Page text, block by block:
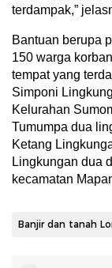
terdampak,”
Bantuan berupa
150 warga
tempat yang
Simponi
Kelurahan
Tumumpa dua
Ketang
Lingkungan dua
kecamatan